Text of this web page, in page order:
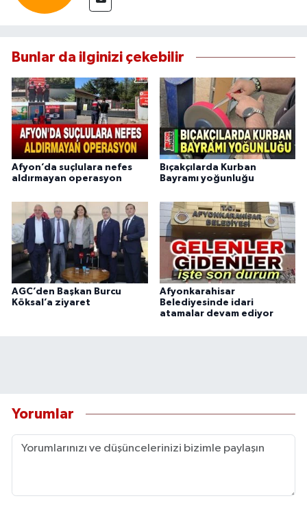
Bunlar da ilginizi çekebilir
Afyon’da suçlulara nefes
aldırmayan operasyon
Bıçakçılarda Kurban
Bayramı yoğunluğu
AGC’den Başkan Burcu
Köksal’a ziyaret
Afyonkarahisar
Belediyesinde idari
atamalar devam ediyor
Yorumlar